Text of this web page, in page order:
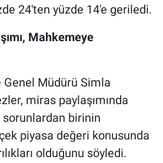
24'ten yüzde 14'e geriledi.
Mahkemeye
Müdürü Simla
miras paylaşımında
birinin
piyasa değeri konusunda
olduğunu söyledi.